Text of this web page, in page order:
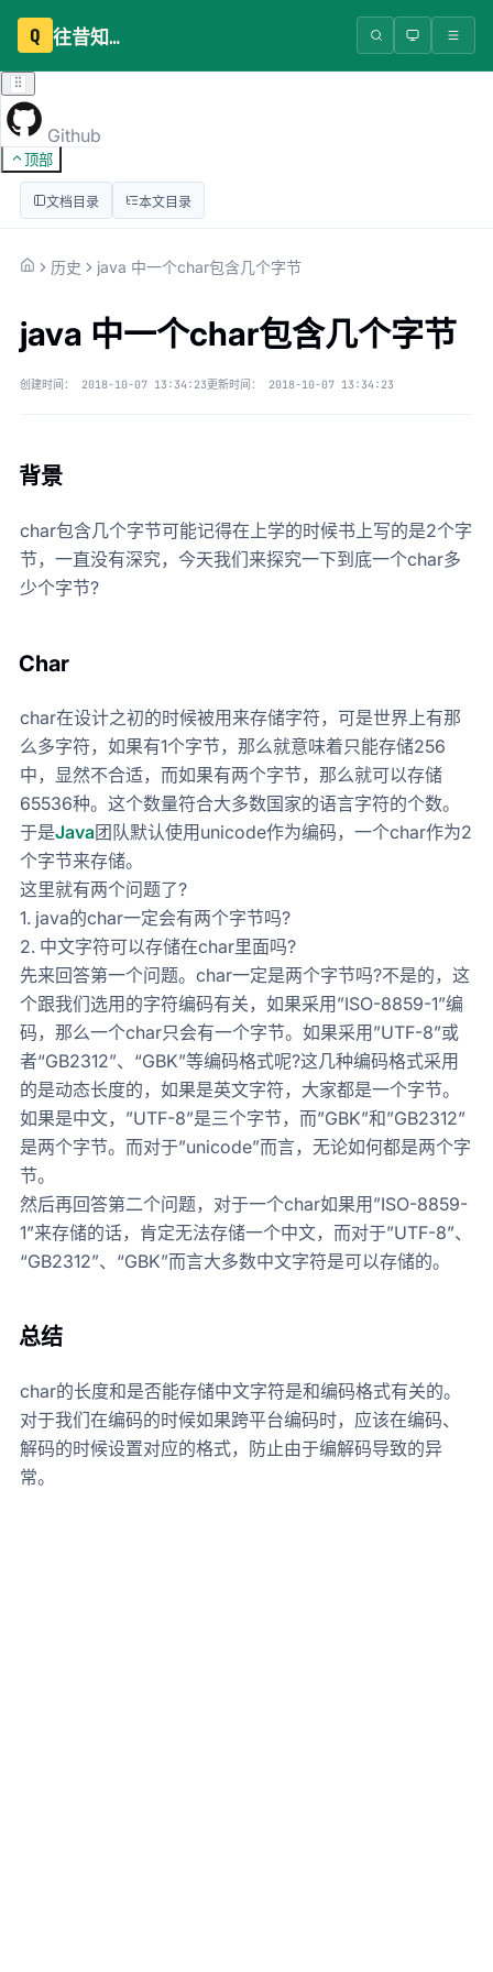
Q 往昔知识库
Github
顶部
文档目录 本文目录
历史 java 中一个char包含几个字节
java 中一个char包含几个字节
创建时间： 2018-10-07 13:34:23更新时间： 2018-10-07 13:34:23
背景
char包含几个字节可能记得在上学的时候书上写的是2个字
节，一直没有深究，今天我们来探究一下到底一个char多
少个字节?
Char
char在设计之初的时候被用来存储字符，可是世界上有那
么多字符，如果有1个字节，那么就意味着只能存储256
中，显然不合适，而如果有两个字节，那么就可以存储
65536种。这个数量符合大多数国家的语言字符的个数。
于是Java团队默认使用unicode作为编码，一个char作为2
个字节来存储。
这里就有两个问题了?
1. java的char一定会有两个字节吗?
2. 中文字符可以存储在char里面吗?
先来回答第一个问题。char一定是两个字节吗?不是的，这
个跟我们选用的字符编码有关，如果采用”ISO-8859-1”编
码，那么一个char只会有一个字节。如果采用”UTF-8”或
者“GB2312”、“GBK”等编码格式呢?这几种编码格式采用
的是动态长度的，如果是英文字符，大家都是一个字节。
如果是中文，”UTF-8”是三个字节，而”GBK”和”GB2312”
是两个字节。而对于”unicode”而言，无论如何都是两个字
节。
然后再回答第二个问题，对于一个char如果用”ISO-8859-
1”来存储的话，肯定无法存储一个中文，而对于”UTF-8”、
“GB2312”、“GBK”而言大多数中文字符是可以存储的。
总结
char的长度和是否能存储中文字符是和编码格式有关的。
对于我们在编码的时候如果跨平台编码时，应该在编码、
解码的时候设置对应的格式，防止由于编解码导致的异
常。